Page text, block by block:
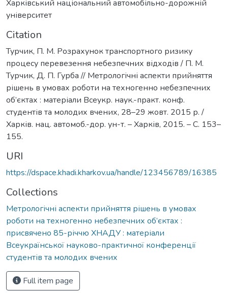
Харківський національний автомобільно-дорожній
університет
Citation
Турчик, П. М. Розрахунок транспортного ризику
процесу перевезення небезпечних відходів / П. М.
Турчик, Д. П. Гурба // Метрологічні аспекти прийняття
рішень в умовах роботи на техногенно небезпечних
об’єктах : матеріали Всеукр. наук.-практ. конф.
студентів та молодих вчених, 28–29 жовт. 2015 р. /
Харків. нац. автомоб.-дор. ун-т. – Харків, 2015. – С. 153–
155.
URI
https://dspace.khadi.kharkov.ua/handle/123456789/16385
Collections
Метрологічні аспекти прийняття рішень в умовах
роботи на техногенно небезпечних об’єктах :
присвячено 85-річчю ХНАДУ : матеріали
Всеукраїнської науково-практичної конференції
студентів та молодих вчених
Full item page